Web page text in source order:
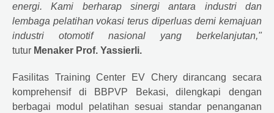
energi. Kami berharap sinergi antara industri dan
lembaga pelatihan vokasi terus diperluas demi kemajuan
industri otomotif nasional yang berkelanjutan,"
tutur Menaker Prof. Yassierli.
Fasilitas Training Center EV Chery dirancang secara
komprehensif di BBPVP Bekasi, dilengkapi dengan
berbagai modul pelatihan sesuai standar penanganan